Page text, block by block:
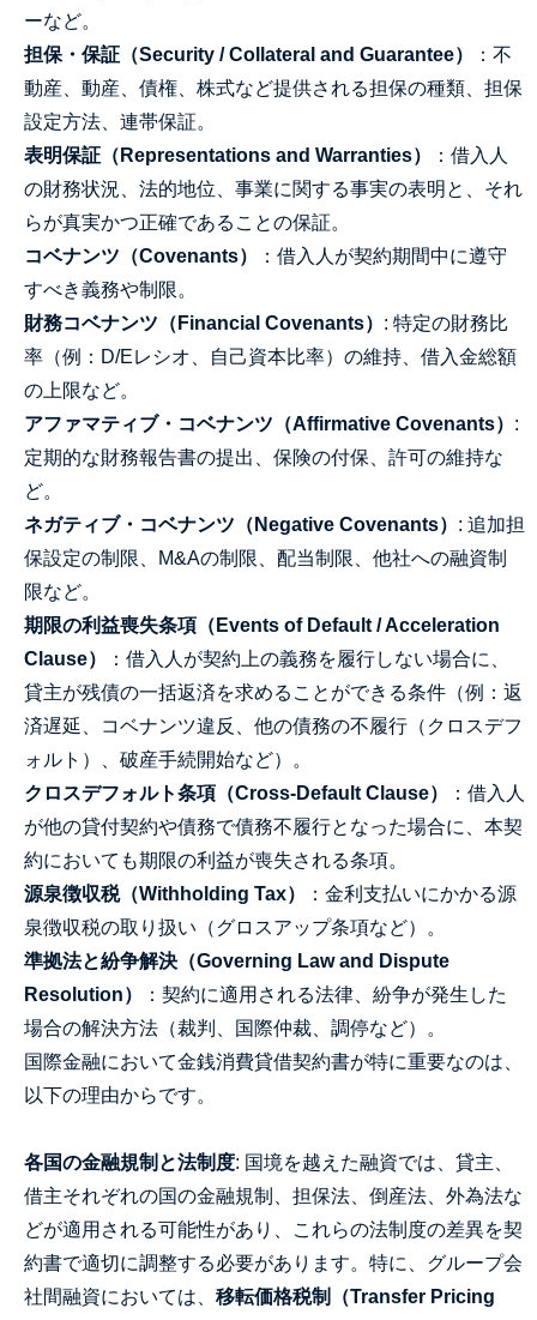
ーなど。
担保・保証（Security / Collateral and Guarantee）
：不
動産、動産、債権、株式など提供される担保の種類、担保
設定方法、連帯保証。
表明保証（Representations and Warranties）
：借入人
の財務状況、法的地位、事業に関する事実の表明と、それ
らが真実かつ正確であることの保証。
コベナンツ（Covenants）
：借入人が契約期間中に遵守
すべき義務や制限。
財務コベナンツ（Financial Covenants） : 特定の財務比
率（例：D/Eレシオ、自己資本比率）の維持、借入金総額
の上限など。
アファマティブ・コベナンツ（Affirmative Covenants） :
定期的な財務報告書の提出、保険の付保、許可の維持な
ど。
ネガティブ・コベナンツ（Negative Covenants） : 追加担
保設定の制限、M&Aの制限、配当制限、他社への融資制
限など。
期限の利益喪失条項（Events of Default / Acceleration
Clause）
：借入人が契約上の義務を履行しない場合に、
貸主が残債の一括返済を求めることができる条件（例：返
済遅延、コベナンツ違反、他の債務の不履行（クロスデフ
ォルト）、破産手続開始など）。
クロスデフォルト条項（Cross-Default Clause）
：借入人
が他の貸付契約や債務で債務不履行となった場合に、本契
約においても期限の利益が喪失される条項。
源泉徴収税（Withholding Tax）
：金利支払いにかかる源
泉徴収税の取り扱い（グロスアップ条項など）。
準拠法と紛争解決（Governing Law and Dispute
Resolution）
：契約に適用される法律、紛争が発生した
場合の解決方法（裁判、国際仲裁、調停など）。
国際金融において金銭消費貸借契約書が特に重要なのは、
以下の理由からです。
各国の金融規制と法制度: 国境を越えた融資では、貸主、
借主それぞれの国の金融規制、担保法、倒産法、外為法な
どが適用される可能性があり、これらの法制度の差異を契
約書で適切に調整する必要があります。特に、グループ会
社間融資においては、 移転価格税制（Transfer Pricing